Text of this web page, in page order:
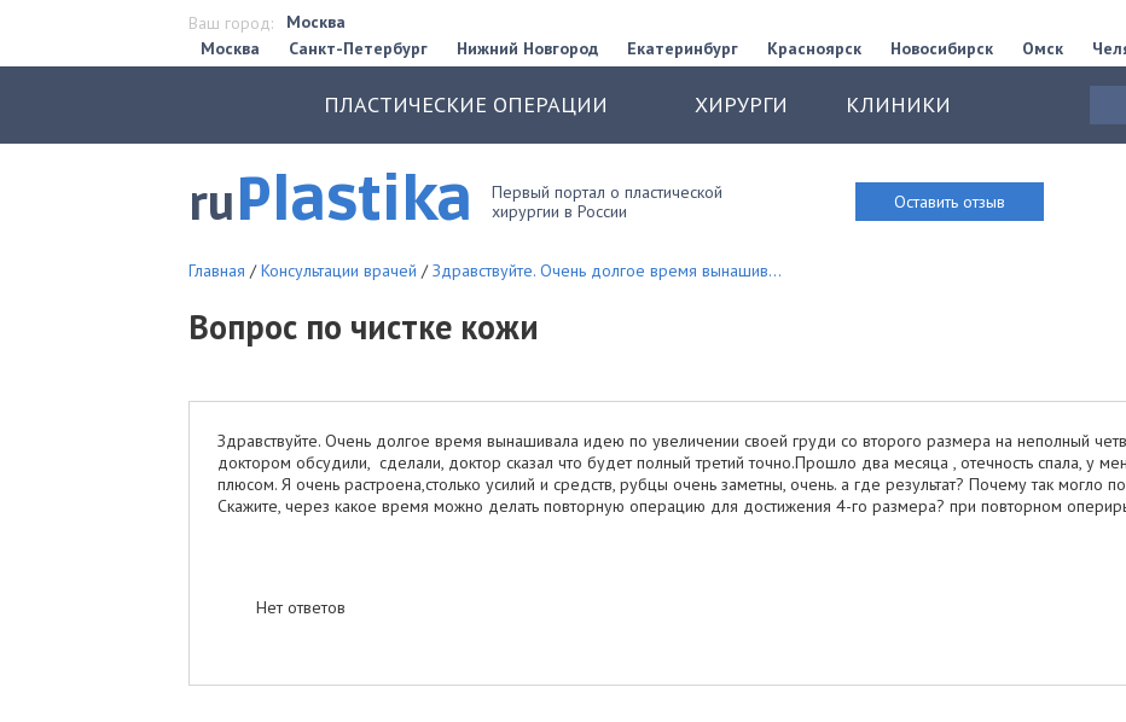
Ваш город:
Москва
Москва
Санкт-Петербург Нижний Новгород Екатеринбург Красноярск Новосибирск Омск
ПЛАСТИЧЕСКИЕ ОПЕРАЦИИ ХИРУРГИ КЛИНИКИ
ruPlastika
Первый портал о пластической
хирургии в России
Оставить отзыв
Главная /Консультации врачей /Здравствуйте. Очень долгое время вынашив...
Вопрос по чистке кожи
Здравствуйте. Очень долгое время вынашивала идею по увеличении своей груди со второго размера на неполный
доктором обсудили, сделали, доктор сказал что будет полный третий точно.Прошло два месяца , отечность спала, у
плюсом. Я очень растроена,столько усилий и средств, рубцы очень заметны, очень. а где результат? Почему так могло
Скажите, через какое время можно делать повторную операцию для достижения 4-го размера? при повторном
Нет ответов